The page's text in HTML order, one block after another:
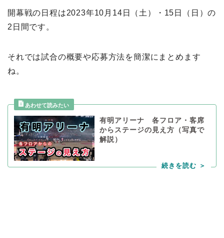
開幕戦の日程は2023年10月14日（土）・15日（日）の
2日間です。
それでは試合の概要や応募方法を簡潔にまとめます
ね。
有明アリーナ 各フロア・客席
からステージの見え方（写真で
解説）